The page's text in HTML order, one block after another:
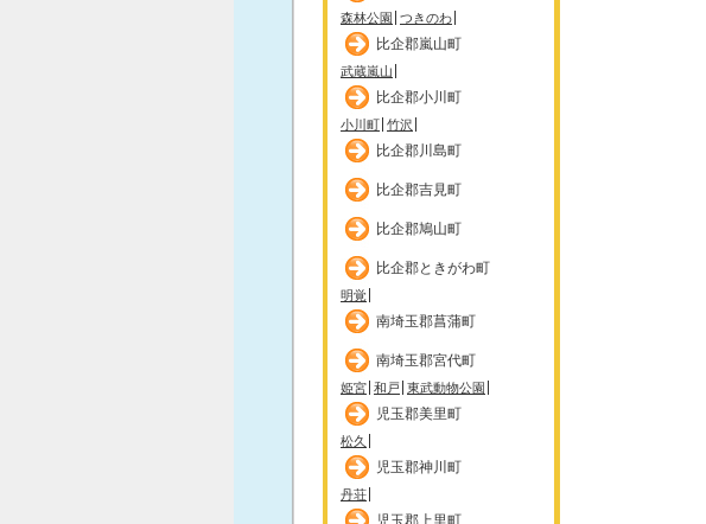
森林公園 つきのわ
比企郡嵐山町
武蔵嵐山
比企郡小川町
小川町 竹沢
比企郡川島町
比企郡吉見町
比企郡鳩山町
比企郡ときがわ町
明覚
南埼玉郡菖蒲町
南埼玉郡宮代町
姫宮 和戸 東武動物公園
児玉郡美里町
松久
児玉郡神川町
丹荘
児玉郡上里町